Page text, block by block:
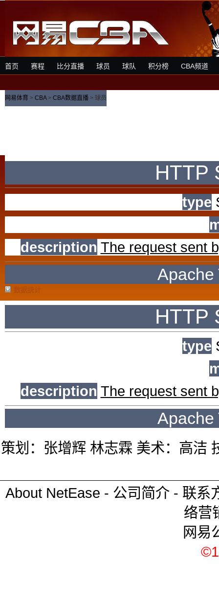
首页 赛程 比分直播 球员 球队 积分榜 CBA频道
网易体育 > CBA> CBA数据直播 > 球员
HTTP
type
description The request sent
Apache
HTTP
type
description The request sent
Apache
策划：张增辉 林志霖 美术：高
About NetEase - 公司简介- 联系
络营
网易